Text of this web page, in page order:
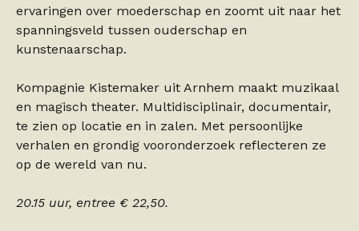
ervaringen over moederschap en zoomt uit naar het
spanningsveld tussen ouderschap en
kunstenaarschap.
Kompagnie Kistemaker uit Arnhem maakt muzikaal
en magisch theater. Multidisciplinair, documentair,
te zien op locatie en in zalen. Met persoonlijke
verhalen en grondig vooronderzoek reflecteren ze
op de wereld van nu.
20.15 uur, entree € 22,50.